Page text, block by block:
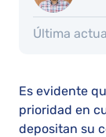
Última
Es evidente
prioridad en
depositan su